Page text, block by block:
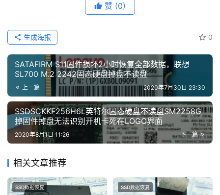
赞 (0)
0
生成海报
SATAFIRM S11固件损坏2小时恢复全部数据，联想
SL700 M.2 2242固态硬盘掉盘不读盘
上一篇 2020年7月30日 23:30
SSDSCKKF256H6L英特尔固态硬盘不读盘SM2258G
掉固件掉盘无法识别开机卡死在LOGO界面
下一篇
2020年8月1日 11:26
相关文章推荐
SSD数据恢复 SSD数据恢复